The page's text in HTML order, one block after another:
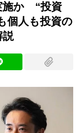
施か “投資
個人も投資の
説